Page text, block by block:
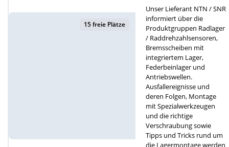
15 freie Plätze
n Gossau
Unser Lieferant NTN / SNR
informiert über die
Produktgruppen Radlager
/ Raddrehzahlsensoren,
Bremsscheiben mit
integriertem Lager,
Federbeinlager und
Antriebswellen.
Ausfallereignisse und
deren Folgen, Montage
mit Spezialwerkzeugen
und die richtige
Verschraubung sowie
Tipps und Tricks rund um
die Lagermontage werden